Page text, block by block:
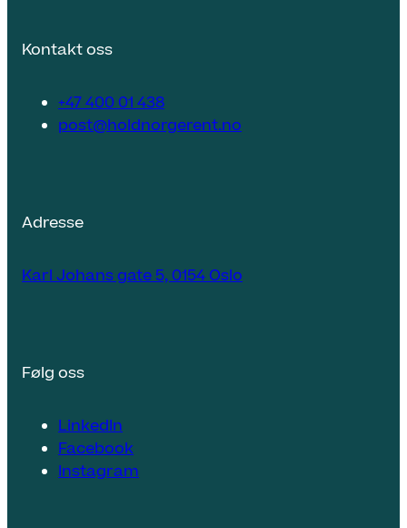
Kontakt oss
+47 400 01 438
post@holdnorgerent.no
Adresse
Karl Johans gate 5, 0154 Oslo
Følg oss
LinkedIn
Facebook
Instagram